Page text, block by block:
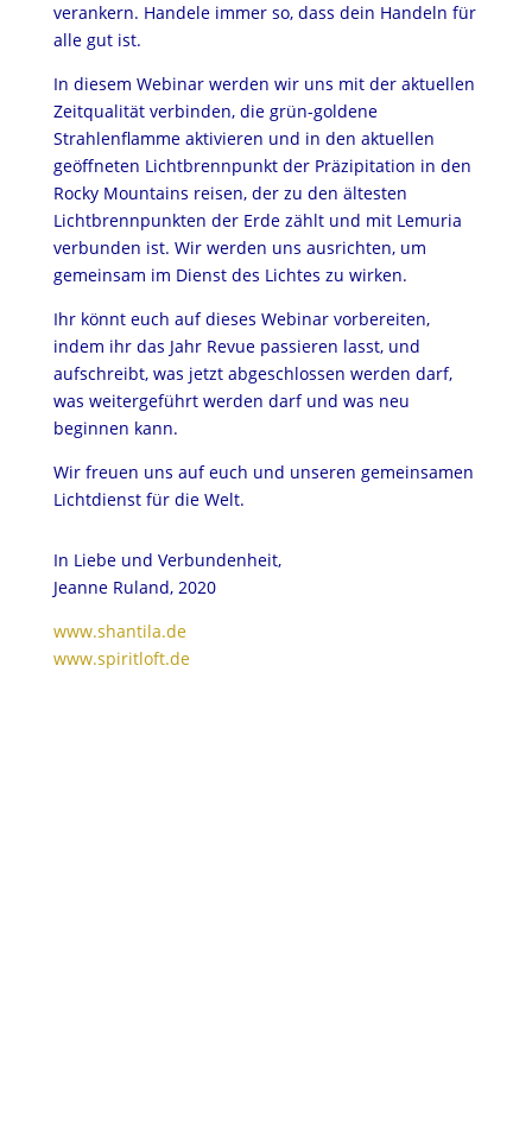
verankern. Handele immer so, dass dein Handeln für
alle gut ist.
In diesem Webinar werden wir uns mit der aktuellen
Zeitqualität verbinden, die grün-goldene
Strahlenflamme aktivieren und in den aktuellen
geöffneten Lichtbrennpunkt der Präzipitation in den
Rocky Mountains reisen, der zu den ältesten
Lichtbrennpunkten der Erde zählt und mit Lemuria
verbunden ist. Wir werden uns ausrichten, um
gemeinsam im Dienst des Lichtes zu wirken.
Ihr könnt euch auf dieses Webinar vorbereiten,
indem ihr das Jahr Revue passieren lasst, und
aufschreibt, was jetzt abgeschlossen werden darf,
was weitergeführt werden darf und was neu
beginnen kann.
Wir freuen uns auf euch und unseren gemeinsamen
Lichtdienst für die Welt.
In Liebe und Verbundenheit,
Jeanne Ruland, 2020
www.shantila.de
www.spiritloft.de